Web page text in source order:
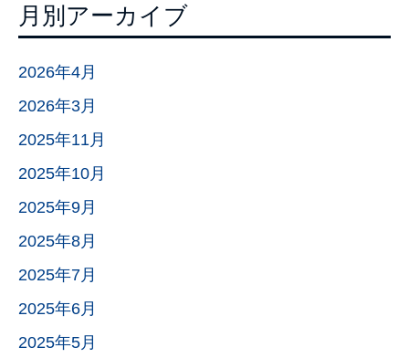
月別アーカイブ
2026年4月
2026年3月
2025年11月
2025年10月
2025年9月
2025年8月
2025年7月
2025年6月
2025年5月